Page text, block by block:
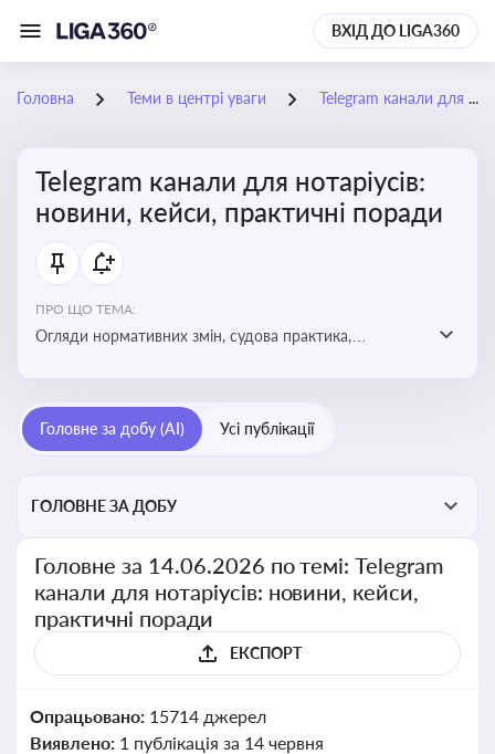
ВХІД ДО LIGA360
Головна Теми в центрі уваги Telegram канали для нотаріусів: новини, кейси, практичні поради
Telegram канали для нотаріусів:
новини, кейси, практичні поради
ПРО ЩО ТЕМА:
Огляди нормативних змін, судова практика,
нотаріусів
Головне за добу (AI) Усі публікації
ГОЛОВНЕ ЗА ДОБУ
Головне за 14.06.2026 по темі: Telegram
канали для нотаріусів: новини, кейси,
практичні поради
ЕКСПОРТ
Опрацьовано: 15714 джерел
Виявлено: 1 публікація за 14 червня